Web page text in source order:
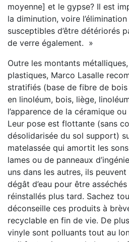
moyenne] et le gypse? Il est
la diminution, voire
susceptibles d’être détériorés
de verre également. »
Outre les montants
plastiques, Marco Lasalle
stratifiés (base de fibre de
en linoléum, bois, liège,
l’apparence de la céramique
Leur pose est flottante (sans
désolidarisée du sol support)
matelassée qui amortit les
lames ou de panneaux
uns dans les autres, ils
dégât d’eau pour être asséchés
réinstallés plus tard. Sachez
déconseille ces produits à
recyclable en fin de vie. De
vinyle sont polluants tout au